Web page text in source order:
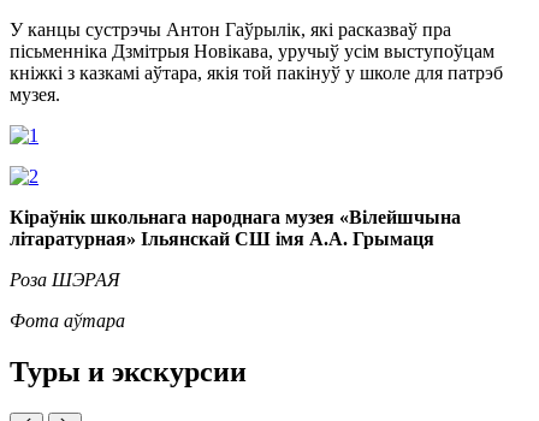
У канцы сустрэчы Антон Гаўрылік, які расказваў пра
пісьменніка Дзмітрыя Новікава, уручыў усім выступоўцам
кніжкі з казкамі аўтара, якія той пакінуў у школе для патрэб
музея.
Кіраўнік школьнага народнага музея «Вілейшчына
літаратурная» Ільянскай СШ імя А.А. Грымаця
Роза ШЭРАЯ
Фота аўтара
Туры и экскурсии